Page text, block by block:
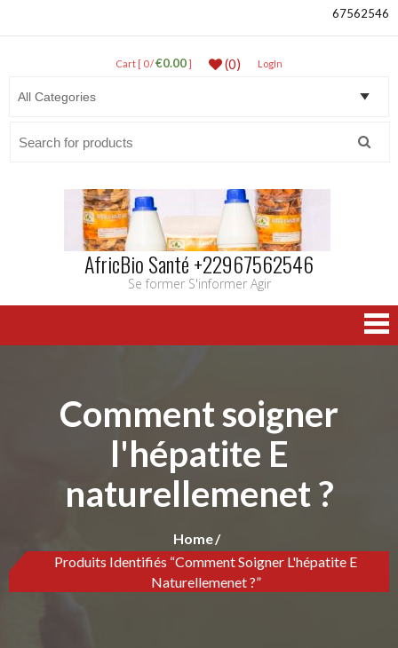
67562546
Cart [ 0 /€0.00] (0) LogIn
AfricBio Santé +22967562546
Se former S'informer Agir
Comment soigner
l'hépatite E
naturellemenet ?
Home
Produits Identifiés “Comment Soigner L'hépatite E
Naturellemenet ?”